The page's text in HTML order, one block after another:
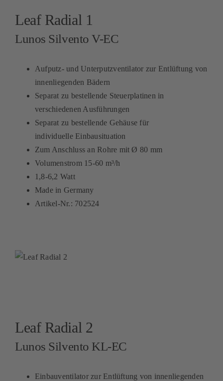
Leaf Radial 1
Lunos Silvento V-EC
Aufputz- und Unterputzventilator zur Entlüftung von
innenliegenden Bädern
Separat zu bestellende Steuerplatinen in
verschiedenen Ausführungen
Separat zu bestellende Gehäuse für
individuelle Einbausituation
Zum Anschluss an Rohre mit Ø 80 mm
Volumenstrom 15-60 m³/h
1,8-6,2 Watt
Made in Germany
Artikel-Nr.: 702524
Leaf Radial 2
Lunos Silvento KL-EC
Einbauventilator zur Entlüftung von innenliegenden